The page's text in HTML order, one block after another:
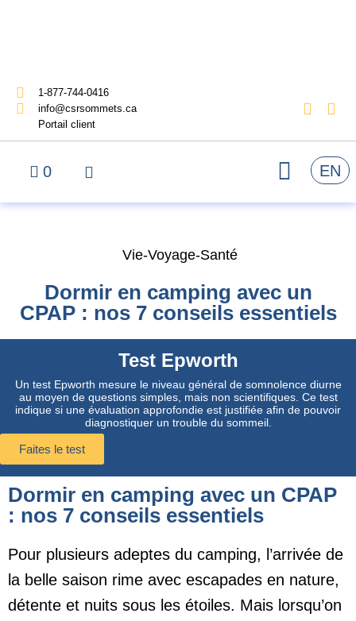
1-877-744-0416
info@csrsommets.ca
Portail client
EN
0
Vie-Voyage-Santé
Dormir en camping avec un
CPAP : nos 7 conseils essentiels
Test Epworth
Un test Epworth mesure le niveau général de somnolence diurne
au moyen de questions simples, mais non scientifiques. Ce test
indique si une évaluation approfondie est justifiée afin de pouvoir
diagnostiquer un trouble du sommeil.
Faites le test
Dormir en camping avec un CPAP
: nos 7 conseils essentiels
Pour plusieurs adeptes du camping, l’arrivée de
la belle saison rime avec escapades en nature,
détente et nuits sous les étoiles. Mais lorsqu’on